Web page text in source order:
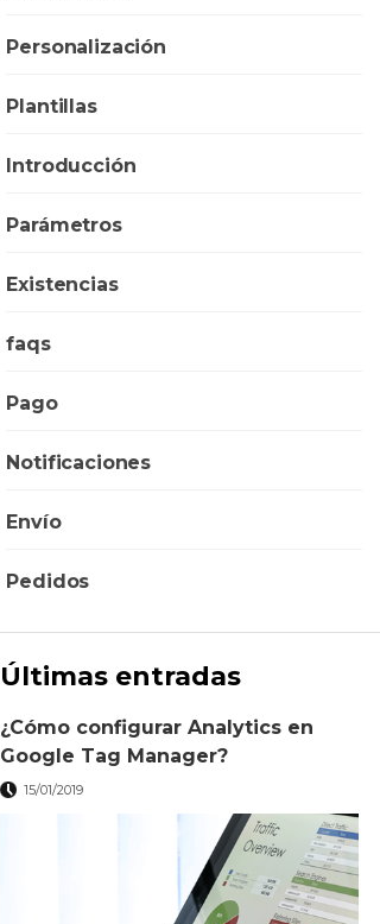
Personalización
Plantillas
Introducción
Parámetros
Existencias
faqs
Pago
Notificaciones
Envío
Pedidos
Últimas entradas
¿Cómo configurar Analytics en
Google Tag Manager?
15/01/2019